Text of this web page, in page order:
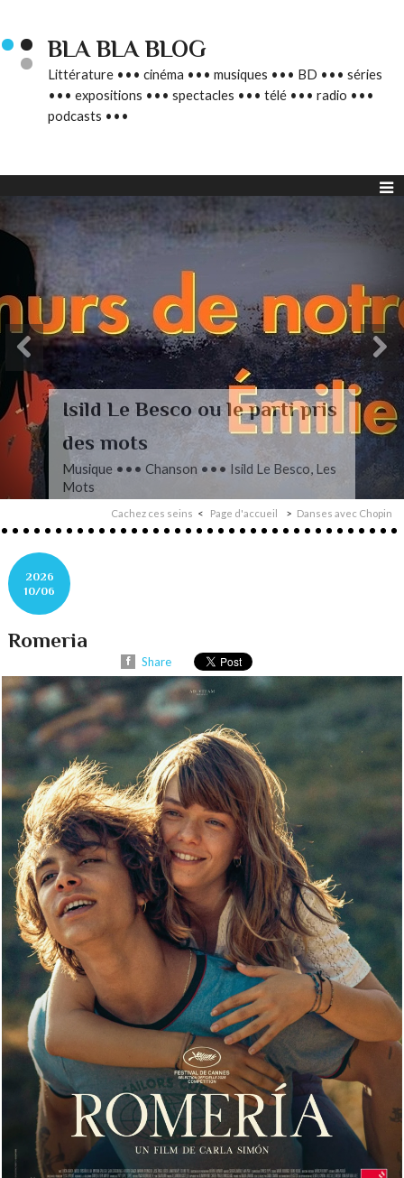
BLA BLA BLOG
Littérature ••• cinéma ••• musiques ••• BD ••• séries
••• expositions ••• spectacles ••• télé ••• radio •••
podcasts •••
L’autre Mendelssohn
Musique ••• Classique ••• Fanny
Mendelssohn, Das Jahr
Cachez ces seins Page d'accueil Danses avec Chopin
2026
10/06
Romeria
Share